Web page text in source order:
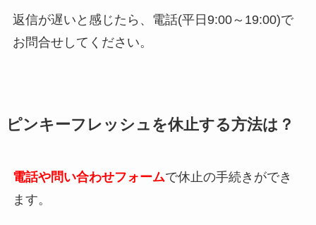
返信が遅いと感じたら、電話(平日9:00～19:00)で
お問合せしてください。
ピンキーフレッシュを休止する方法は？
電話や問い合わせフォームで休止の手続きができ
ます。